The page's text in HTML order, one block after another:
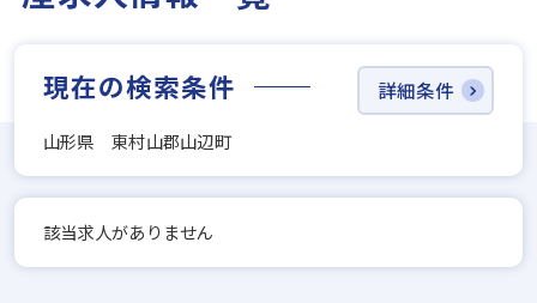
現在の検索条件
山形県 東村山郡山辺町
詳細条件
該当求人がありません